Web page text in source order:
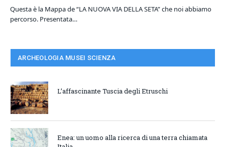
Questa è la Mappa de “LA NUOVA VIA DELLA SETA” che noi abbiamo
percorso. Presentata…
ARCHEOLOGIA MUSEI SCIENZA
L’affascinante Tuscia degli Etruschi
Enea: un uomo alla ricerca di una terra chiamata